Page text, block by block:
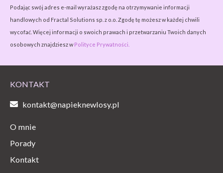
Podając swój adres e-mail wyrażasz zgodę na otrzymywanie informacji
handlowych od Fractal Solutions sp. z o.o. Zgodę tę możesz w każdej chwili
wycofać. Więcej informacji o swoich prawach i przetwarzaniu Twoich danych
osobowych znajdziesz w Polityce Prywatności.
KONTAKT
kontakt@napieknewlosy.pl
O mnie
Porady
Kontakt